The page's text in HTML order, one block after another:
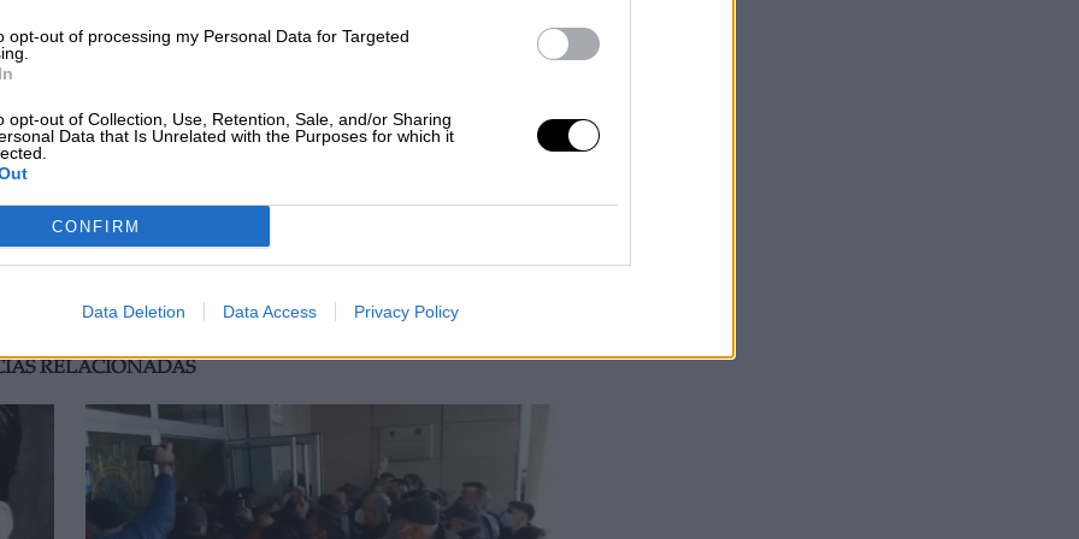
opt-out of processing my Personal Data for Targeted
opt-out of Collection, Use, Retention, Sale, and/or Sharing
Data that Is Unrelated with the Purposes for which it
CONFIRM
Data Deletion Data Access Privacy Policy
“Creo que venían preparados,
RELACIONADAS